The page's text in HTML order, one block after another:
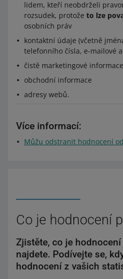
lidem, kteří neobdrželi
rozsudek, protože to lze
osobních práv
kontaktní údaje (včetně
telefonního čísla, e-mailové
čistě marketingové informace
obchodní informace
adresy webů.
Více informací:
Můžu odstranit hodnocení
Co je hodnocení
Zjistěte, co je
najdete. Podívejte se,
hodnocení z vašich